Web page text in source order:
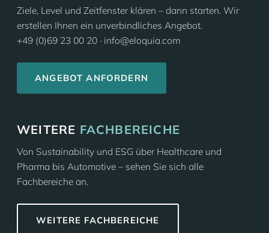
Ziele, Level und Zeitfenster klären – dann starten. Wir
erstellen Ihnen ein unverbindliches Angebot.
+49 (0)69 23 00 20 · info@eloquia.com
ANGEBOT ANFORDERN
WEITERE FACHBEREICHE
Von Sustainability und ESG über Healthcare und
Pharma bis Automotive – sehen Sie sich alle
Fachbereiche an.
WEITERE FACHBEREICHE